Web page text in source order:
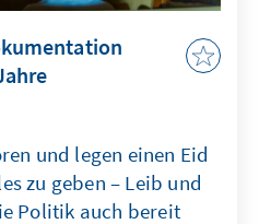
und legen einen Eid
zu geben – Leib und
Politik auch bereit